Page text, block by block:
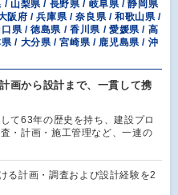
山梨県 / 長野県 / 岐阜県 / 静岡県
阪府 / 兵庫県 / 奈良県 / 和歌山県 /
県 / 徳島県 / 香川県 / 愛媛県 / 高
/ 大分県 / 宮崎県 / 鹿児島県 / 沖
画から設計まで、一貫して携
て63年の歴史を持ち、建設プロ
・計画・施工管理など、一連の
る計画・調査および設計経験を2